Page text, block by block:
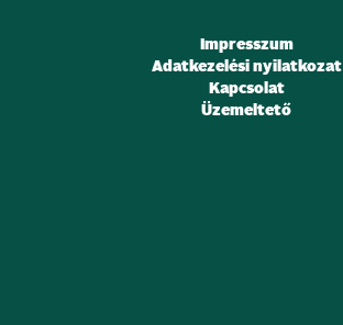
Impresszum
Adatkezelési nyilatkozat
Kapcsolat
Üzemeltető